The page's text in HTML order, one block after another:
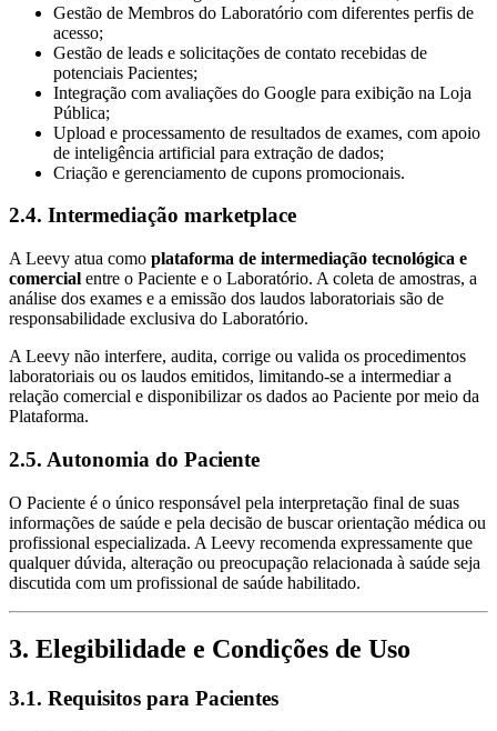
Gestão de Membros do Laboratório com diferentes perfis de
acesso;
Gestão de leads e solicitações de contato recebidas de
potenciais Pacientes;
Integração com avaliações do Google para exibição na Loja
Pública;
Upload e processamento de resultados de exames, com apoio
de inteligência artificial para extração de dados;
Criação e gerenciamento de cupons promocionais.
2.4. Intermediação marketplace
A Leevy atua como plataforma de intermediação tecnológica e
comercial entre o Paciente e o Laboratório. A coleta de amostras, a
análise dos exames e a emissão dos laudos laboratoriais são de
responsabilidade exclusiva do Laboratório.
A Leevy não interfere, audita, corrige ou valida os procedimentos
laboratoriais ou os laudos emitidos, limitando-se a intermediar a
relação comercial e disponibilizar os dados ao Paciente por meio da
Plataforma.
2.5. Autonomia do Paciente
O Paciente é o único responsável pela interpretação final de suas
informações de saúde e pela decisão de buscar orientação médica ou
profissional especializada. A Leevy recomenda expressamente que
qualquer dúvida, alteração ou preocupação relacionada à saúde seja
discutida com um profissional de saúde habilitado.
3. Elegibilidade e Condições de Uso
3.1. Requisitos para Pacientes